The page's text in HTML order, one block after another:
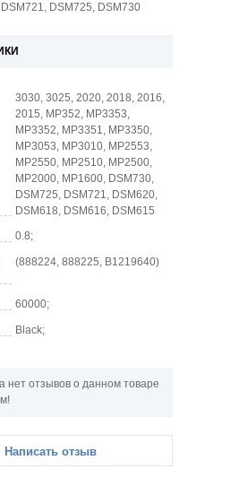
DSM725, DSM730
3030, 3025, 2020, 2018, 2016,
2015, MP352, MP3353,
MP3352, MP3351, MP3350,
MP3053, MP3010, MP2553,
MP2550, MP2510, MP2500,
MP2000, MP1600, DSM730,
DSM725, DSM721, DSM620,
DSM618, DSM616, DSM615
0.8;
(888224, 888225, B1219640)
60000;
Black;
нет отзывов о данном товаре
Написать отзыв